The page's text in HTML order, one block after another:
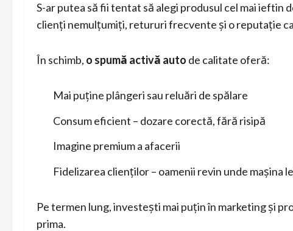
S-ar putea să fii tentat să alegi produsul cel mai ieftin
clienți nemulțumiți, retururi frecvente și o reputație
În schimb, o spumă activă auto de calitate oferă:
Mai puține plângeri sau reluări de spălare
Consum eficient – dozare corectă, fără risipă
Imagine premium a afacerii
Fidelizarea clienților – oamenii revin unde mașina
Pe termen lung, investești mai puțin în marketing și
prima.